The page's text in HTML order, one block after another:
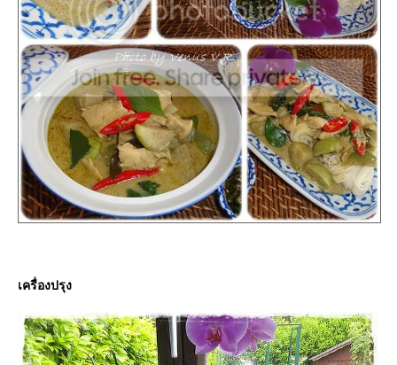
เครื่องปรุง